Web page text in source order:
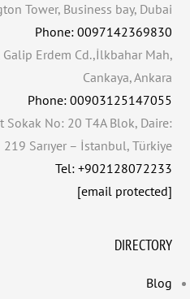
Tower, Business bay, Dubai
Phone: 0097142369830
Galip Erdem Cd.,İlkbahar Mah,
Cankaya, Ankara
Phone: 00903125147055
No: 20 T4A Blok, Daire:
219 Sarıyer – İstanbul, Türkiye
Tel: +902128072233
[email protected]
DIRECTORY
Blog